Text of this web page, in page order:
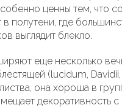
ценны тем, что
полутени, где
выглядит блекло.
еще несколько
(lucidum,
она хороша в
декоративность с